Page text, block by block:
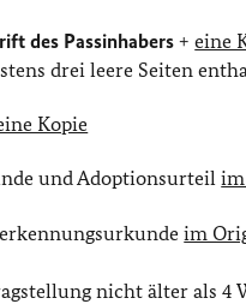
des Passinhabers +eine
drei leere Seiten
Kopie
und Adoptionsurteil
im
nicht älter als 4